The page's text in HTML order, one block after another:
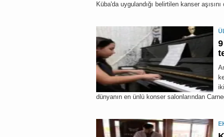
Küba'da uygulandığı belirtilen kanser
dünyanın en ünlü konser salonlarından